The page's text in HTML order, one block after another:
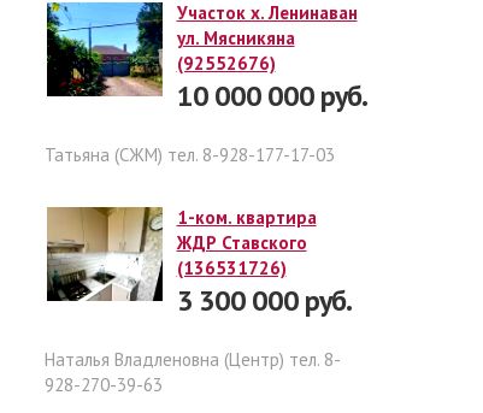
Участок х. Ленинаван
ул. Мясникяна
(92552676)
10 000 000 руб.
Татьяна (СЖМ) тел. 8-928-177-17-03
1-ком. квартира
ЖДР Ставского
(136531726)
3 300 000 руб.
Наталья Владленовна (Центр) тел. 8-
928-270-39-63